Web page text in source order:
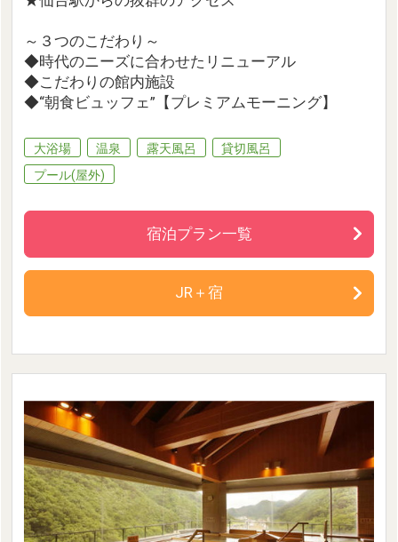
～３つのこだわり～
◆時代のニーズに合わせたリニューアル
◆こだわりの館内施設
◆“朝食ビュッフェ”【プレミアムモーニング】
大浴場 温泉 露天風呂
貸切風呂
プール(屋外)
宿泊プラン一覧
JR＋宿